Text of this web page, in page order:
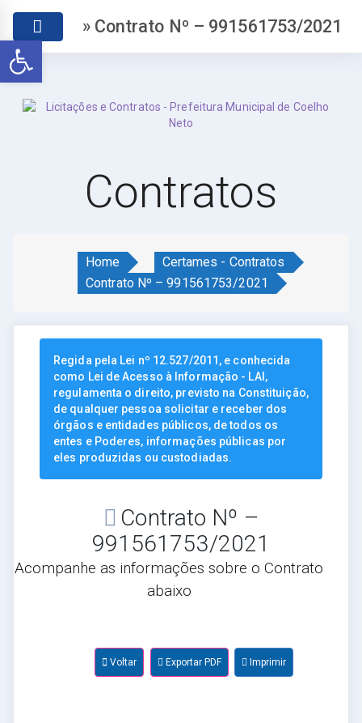
Abrir a barra de ferramentas
» Contrato Nº – 991561753/2021
Contratos
Home
Certames - Contratos
Contrato Nº – 991561753/2021
Regida pela Lei nº 12.527/2011, e conhecida
como Lei de Acesso à Informação - LAI,
regulamenta o direito, previsto na Constituição,
de qualquer pessoa solicitar e receber dos
órgãos e entidades públicos, de todos os
entes e Poderes, informações públicas por
eles produzidas ou custodiadas.
Contrato Nº –
991561753/2021
Acompanhe as informações sobre o Contrato
abaixo
Voltar Exportar PDF Imprimir